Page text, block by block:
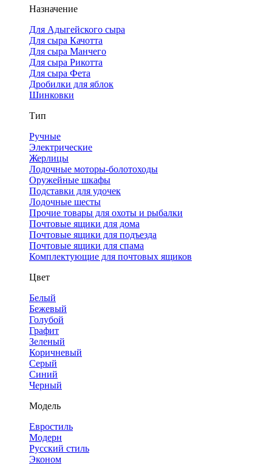
Назначение
Для Адыгейского сыра
Для сыра Качотта
Для сыра Манчего
Для сыра Рикотта
Для сыра Фета
Дробилки для яблок
Шинковки
Тип
Ручные
Электрические
Жерлицы
Лодочные моторы-болотоходы
Оружейные шкафы
Подставки для удочек
Лодочные шесты
Прочие товары для охоты и рыбалки
Почтовые ящики для дома
Почтовые ящики для подъезда
Почтовые ящики для спама
Комплектующие для почтовых ящиков
Цвет
Белый
Бежевый
Голубой
Графит
Зеленый
Коричневый
Серый
Синий
Черный
Модель
Евростиль
Модерн
Русский стиль
Эконом